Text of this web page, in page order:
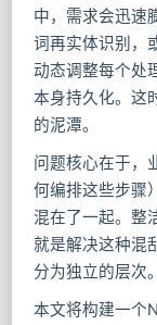
中，需求会迅速
词再实体识别，
动态调整每个处
本身持久化。这
的泥潭。
问题核心在于，
何编排这些步骤
混在了一起。整
就是解决这种混
分为独立的层次。
本文将构建一个